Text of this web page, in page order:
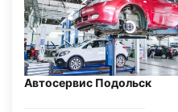
Автосервис Подольск